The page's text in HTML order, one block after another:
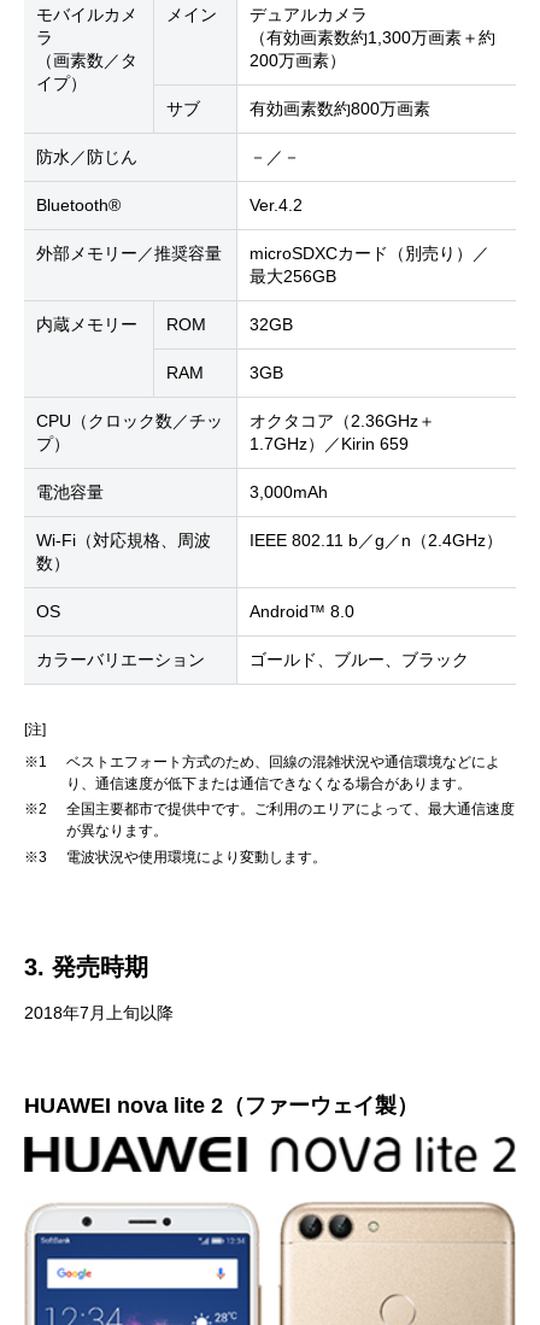
モバイルカメ
ラ
（画素数／タ
イプ）
メイン
デュアルカメラ
（有効画素数約1,300万画素＋約
200万画素）
サブ 有効画素数約800万画素
防水／防じん －／－
Bluetooth® Ver.4.2
外部メモリー／推奨容量
microSDXCカード（別売り）／
最大256GB
内蔵メモリー ROM 32GB
RAM 3GB
CPU（クロック数／チッ
プ）
オクタコア（2.36GHz＋
1.7GHz）／Kirin 659
電池容量 3,000mAh
Wi-Fi（対応規格、周波
数）
IEEE 802.11 b／g／n（2.4GHz）
OS Android™ 8.0
カラーバリエーション ゴールド、ブルー、ブラック
[注]
※1
ベストエフォート方式のため、回線の混雑状況や通信環境などによ
り、通信速度が低下または通信できなくなる場合があります。
※2
全国主要都市で提供中です。ご利用のエリアによって、最大通信速度
が異なります。
※3
電波状況や使用環境により変動します。
3. 発売時期
2018年7月上旬以降
HUAWEI nova lite 2（ファーウェイ製）